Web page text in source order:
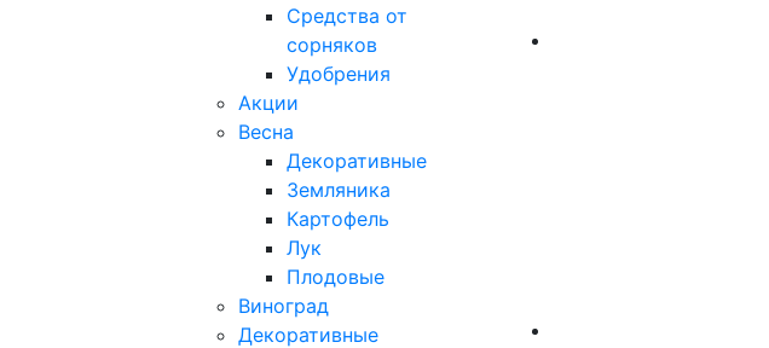
Средства от
сорняков
Удобрения
Акции
Весна
Декоративные
Земляника
Картофель
Лук
Плодовые
Виноград
Декоративные